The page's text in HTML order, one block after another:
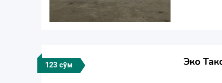
123 сўм Эко